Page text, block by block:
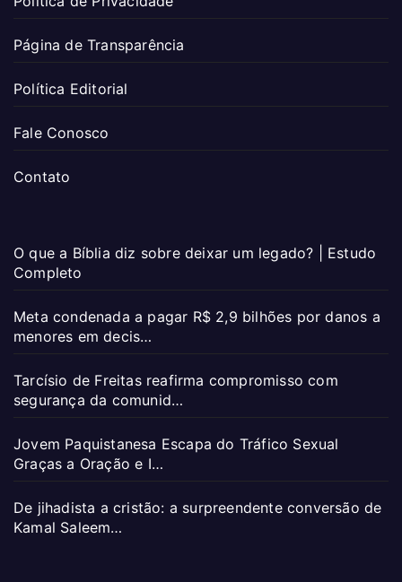
Página de Transparência
Política Editorial
Fale Conosco
Contato
O que a Bíblia diz sobre deixar um legado? | Estudo
Completo
Meta condenada a pagar R$ 2,9 bilhões por danos a
menores em decis…
Tarcísio de Freitas reafirma compromisso com
segurança da comunid…
Jovem Paquistanesa Escapa do Tráfico Sexual
Graças a Oração e I…
De jihadista a cristão: a surpreendente conversão de
Kamal Saleem…